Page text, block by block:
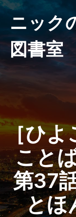
ニック
図書室
［ひよ
こと
第37
とほ